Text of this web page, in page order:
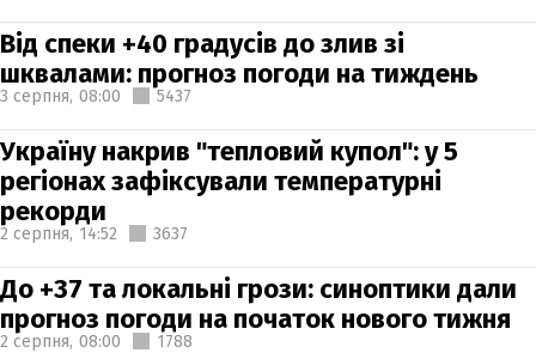
Від спеки +40 градусів до злив зі
шквалами: прогноз погоди на тиждень
3 серпня, 08:00 5437
Україну накрив "тепловий купол": у 5
регіонах зафіксували температурні
рекорди
2 серпня, 14:52 3637
До +37 та локальні грози: синоптики дали
прогноз погоди на початок нового тижня
2 серпня, 08:00 1788